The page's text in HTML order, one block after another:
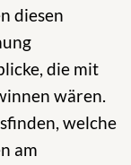
diesen
die mit
wären.
welche
am